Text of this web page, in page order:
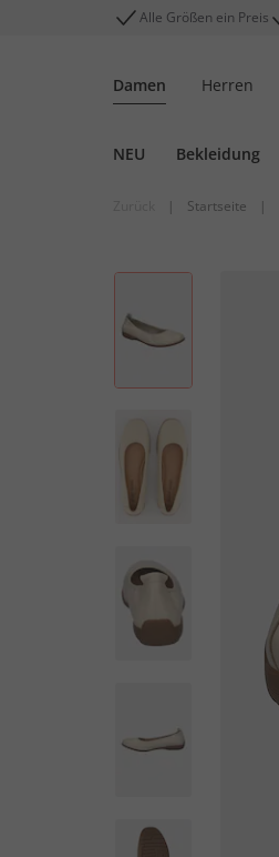
Alle Größen ein Preis
Damen Herren
NEU Bekleidung
| Startseite |